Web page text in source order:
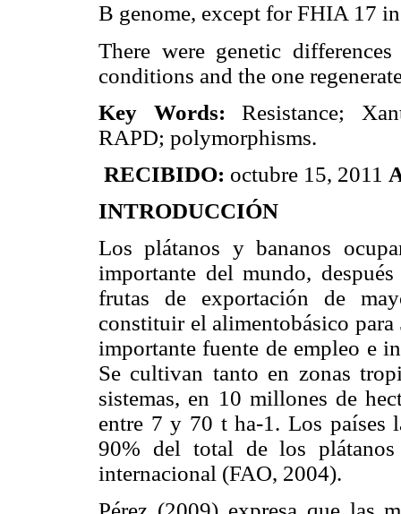
B genome, except for FHIA 17
There were genetic
conditions and the one
Key Words: Resistance;
RAPD; polymorphisms.
RECIBIDO: octubre 15, 2011
INTRODUCCIÓN
Los plátanos y bananos
importante del mundo,
frutas de exportación de
constituir el alimentobásico para
importante fuente de empleo e
Se cultivan tanto en zonas
sistemas, en 10 millones de
entre 7 y 70 t ha-1. Los países
90% del total de los
internacional (FAO, 2004).